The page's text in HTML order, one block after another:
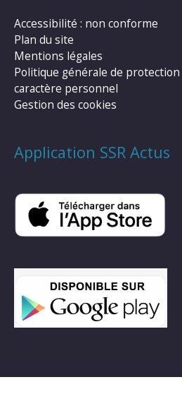
Accessibilité : non conforme
Plan du site
Mentions légales
Politique générale de protection
caractère personnel
Gestion des cookies
Application SSR Actus